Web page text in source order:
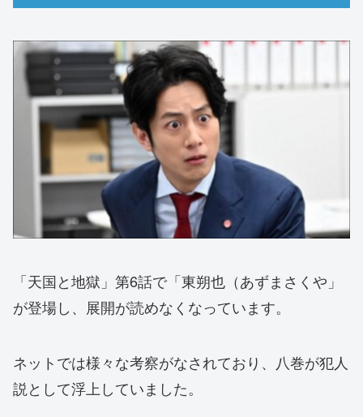
「天国と地獄」第6話で「東朔也（あずまさくや」
が登場し、展開が読めなくなっています。
ネットでは様々な考察がなされており、八巻が犯人
説として浮上していました。